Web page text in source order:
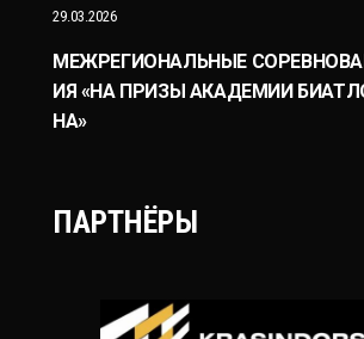
29.03.2026
МЕЖРЕГИОНАЛЬНЫЕ
ИЯ «НА ПРИЗЫ АКАДЕМИИ
НА»
ПАРТНЁРЫ